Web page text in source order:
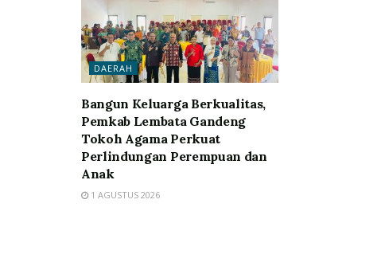
DAERAH
Bangun Keluarga Berkualitas,
Pemkab Lembata Gandeng
Tokoh Agama Perkuat
Perlindungan Perempuan dan
Anak
1 AGUSTUS 2026